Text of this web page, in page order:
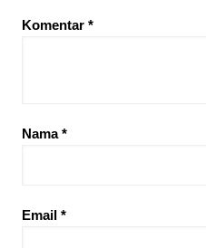
Komentar *
Nama*
Email *